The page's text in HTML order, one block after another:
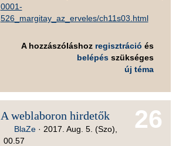
0001-
526_margitay_az_erveles/ch11s03.html
A hozzászóláshoz regisztráció és
belépés szükséges
új téma
26
A weblaboron hirdetők
BlaZe · 2017. Aug. 5. (Szo),
00.57